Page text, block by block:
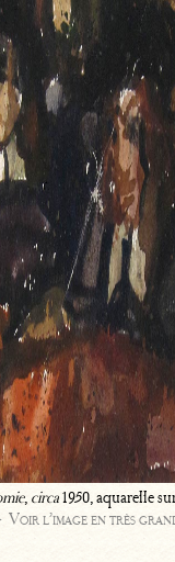
, circa1950, aquarelle
Voir l’image en très